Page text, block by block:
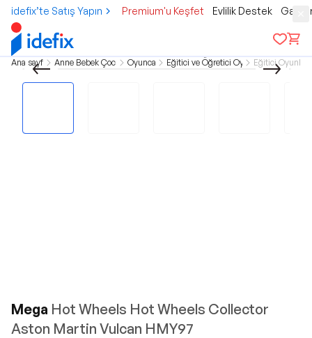
idefix’te Satış Yapın Premium'u Keşfet Evlilik Destek
Ana sayfa Anne Bebek Çocuk Oyuncak Eğitici ve Öğretici Oyun Eğitici Oyunlar
Mega Hot Wheels Hot Wheels Collector
Aston Martin Vulcan HMY97